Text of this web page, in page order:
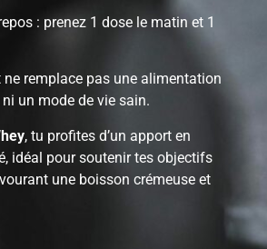
: prenez 1 dose le matin et 1
ne remplace pas une alimentation
un mode de vie sain.
, tu profites d’un apport en
idéal pour soutenir tes objectifs
une boisson crémeuse et